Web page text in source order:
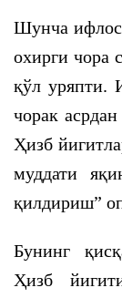
Шунча ифлос
охирги чора
қўл уряпти.
чорак
Ҳизб
муддати
қилдириш”
Бунинг
Ҳизб